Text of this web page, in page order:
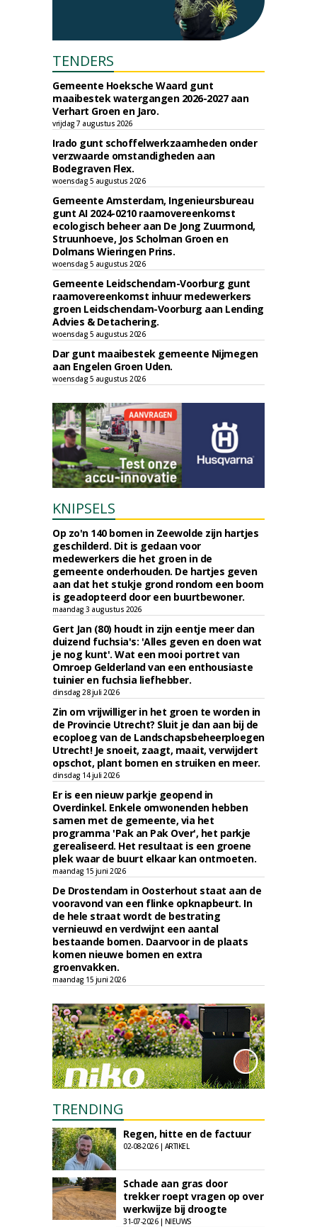
TENDERS
Gemeente Hoeksche Waard gunt
maaibestek watergangen 2026-2027 aan
Verhart Groen en Jaro.
vrijdag 7 augustus 2026
Irado gunt schoffelwerkzaamheden onder
verzwaarde omstandigheden aan
Bodegraven Flex.
woensdag 5 augustus 2026
Gemeente Amsterdam, Ingenieursbureau
gunt AI 2024-0210 raamovereenkomst
ecologisch beheer aan De Jong Zuurmond,
Struunhoeve, Jos Scholman Groen en
Dolmans Wieringen Prins.
woensdag 5 augustus 2026
Gemeente Leidschendam-Voorburg gunt
raamovereenkomst inhuur medewerkers
groen Leidschendam-Voorburg aan Lending
Advies & Detachering.
woensdag 5 augustus 2026
Dar gunt maaibestek gemeente Nijmegen
aan Engelen Groen Uden.
woensdag 5 augustus 2026
KNIPSELS
Op zo'n 140 bomen in Zeewolde zijn hartjes
geschilderd. Dit is gedaan voor
medewerkers die het groen in de
gemeente onderhouden. De hartjes geven
aan dat het stukje grond rondom een boom
is geadopteerd door een buurtbewoner.
maandag 3 augustus 2026
Gert Jan (80) houdt in zijn eentje meer dan
duizend fuchsia's: 'Alles geven en doen wat
je nog kunt'. Wat een mooi portret van
Omroep Gelderland van een enthousiaste
tuinier en fuchsia liefhebber.
dinsdag 28 juli 2026
Zin om vrijwilliger in het groen te worden in
de Provincie Utrecht? Sluit je dan aan bij de
ecoploeg van de Landschapsbeheerploegen
Utrecht! Je snoeit, zaagt, maait, verwijdert
opschot, plant bomen en struiken en meer.
dinsdag 14 juli 2026
Er is een nieuw parkje geopend in
Overdinkel. Enkele omwonenden hebben
samen met de gemeente, via het
programma 'Pak an Pak Over', het parkje
gerealiseerd. Het resultaat is een groene
plek waar de buurt elkaar kan ontmoeten.
maandag 15 juni 2026
De Drostendam in Oosterhout staat aan de
vooravond van een flinke opknapbeurt. In
de hele straat wordt de bestrating
vernieuwd en verdwijnt een aantal
bestaande bomen. Daarvoor in de plaats
komen nieuwe bomen en extra
groenvakken.
maandag 15 juni 2026
TRENDING
Regen, hitte en de factuur
02-08-2026 | ARTIKEL
Schade aan gras door
trekker roept vragen op over
werkwijze bij droogte
31-07-2026 | NIEUWS